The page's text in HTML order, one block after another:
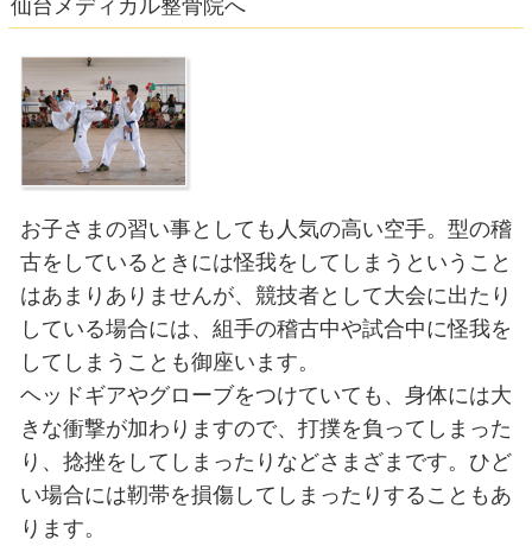
2020.07.21
空手による怪我
空手の稽古・試合での怪我は仙台
仙台メディカル整骨院へ